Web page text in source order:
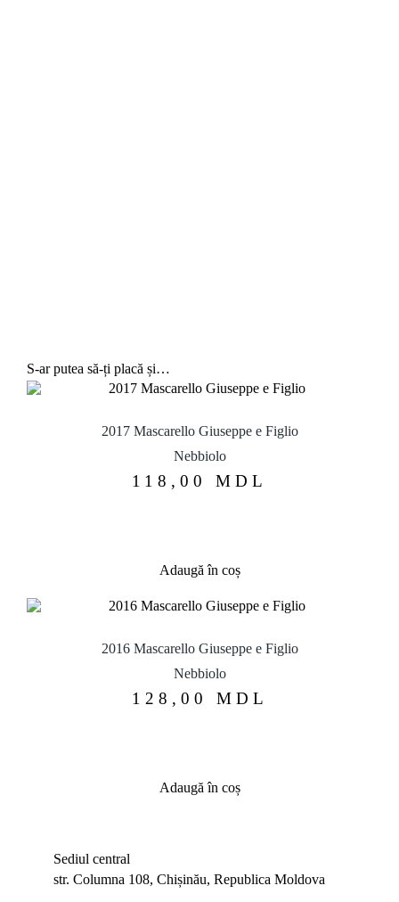
S-ar putea să-ți placă și…
2017 Mascarello Giuseppe e Figlio
Nebbiolo
118,00 MDL
Adaugă în coș
2016 Mascarello Giuseppe e Figlio
Nebbiolo
128,00 MDL
Adaugă în coș
Sediul central
str. Columna 108, Chișinău, Republica Moldova